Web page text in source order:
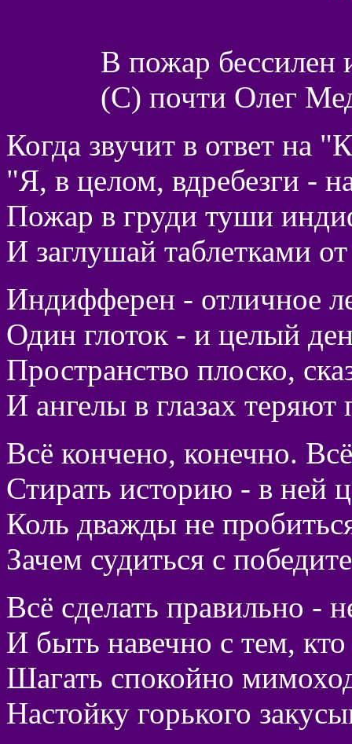
В пожар бессилен
(С) почти Олег
Когда звучит в ответ на
"Я, в целом, вдребезги -
Пожар в груди туши
И заглушай таблетками от
Индифферен - отличное
Один глоток - и целый
Пространство плоско,
И ангелы в глазах теряют
Всё кончено, конечно.
Стирать историю - в ней
Коль дважды не
Зачем судиться с
Всё сделать правильно -
И быть навечно с тем,
Шагать спокойно
Настойку горького